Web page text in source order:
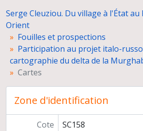
Photographies
Préparation de publications
Congrès, séminaires,
Participation à l'exposition "Ancient
Relations scientifiques
Enseignement et formation
Participation à des instances
Activités d'expertise
Autres responsabilités
Serge Cleuziou. Du village à l'État
Orient
Fouilles et prospections
Participation au projet italo-
cartographie du delta de la
Cartes
Zone d'identification
Cote
SC158